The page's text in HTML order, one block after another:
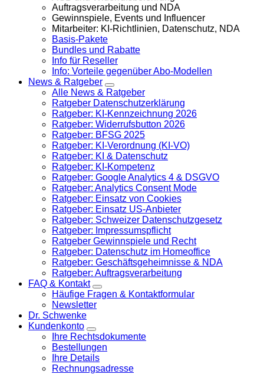
Auftragsverarbeitung und NDA
Gewinnspiele, Events und Influencer
Mitarbeiter: KI-Richtlinien, Datenschutz, NDA
Basis-Pakete
Bundles und Rabatte
Info für Reseller
Info: Vorteile gegenüber Abo-Modellen
News & Ratgeber
Alle News & Ratgeber
Ratgeber Datenschutzerklärung
Ratgeber: KI-Kennzeichnung 2026
Ratgeber: Widerrufsbutton 2026
Ratgeber: BFSG 2025
Ratgeber: KI-Verordnung (KI-VO)
Ratgeber: KI & Datenschutz
Ratgeber: KI-Kompetenz
Ratgeber: Google Analytics 4 & DSGVO
Ratgeber: Analytics Consent Mode
Ratgeber: Einsatz von Cookies
Ratgeber: Einsatz US-Anbieter
Ratgeber: Schweizer Datenschutzgesetz
Ratgeber: Impressumspflicht
Ratgeber Gewinnspiele und Recht
Ratgeber: Datenschutz im Homeoffice
Ratgeber: Geschäftsgeheimnisse & NDA
Ratgeber: Auftragsverarbeitung
FAQ & Kontakt
Häufige Fragen & Kontaktformular
Newsletter
Dr. Schwenke
Kundenkonto
Ihre Rechtsdokumente
Bestellungen
Ihre Details
Rechnungsadresse